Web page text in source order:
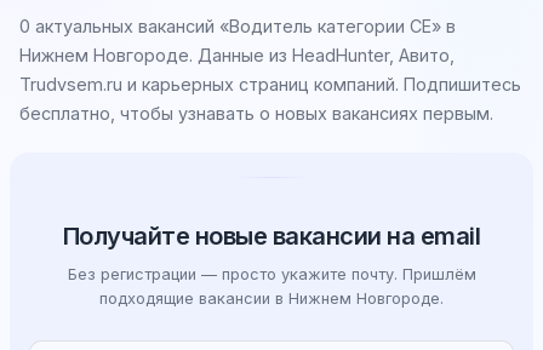
0 актуальных вакансий «Водитель категории CE» в
Нижнем Новгороде. Данные из HeadHunter, Авито,
Trudvsem.ru и карьерных страниц компаний. Подпишитесь
бесплатно, чтобы узнавать о новых вакансиях первым.
Получайте новые вакансии на email
Без регистрации — просто укажите почту. Пришлём
подходящие вакансии в Нижнем Новгороде.